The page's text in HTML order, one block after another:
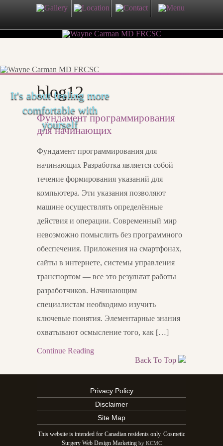
It's about feeling more
comfortable with
yourself
blog12
Фундамент программирования
для начинающих
Фундамент программирования для
начинающих Разработка является собой
течение формирования указаний для
компьютера. Эти указания позволяют
машине осуществлять определённые
действия и операции. Современный мир
невозможно помыслить без программного
обеспечения. Приложения на смартфонах,
сайты в интернете, системы управления
транспортом — все это результат работы
разработчиков. Начинающим
специалистам необходимо изучить
ключевые понятия. Элементарные знания
охватывают осмысление того, как […]
Continue Reading
Back To Top
Privacy Policy
Disclaimer
Site Map
This website is intended for Canadian residents only. Cosmetic
Surgery Web Design Marketing by KCMC